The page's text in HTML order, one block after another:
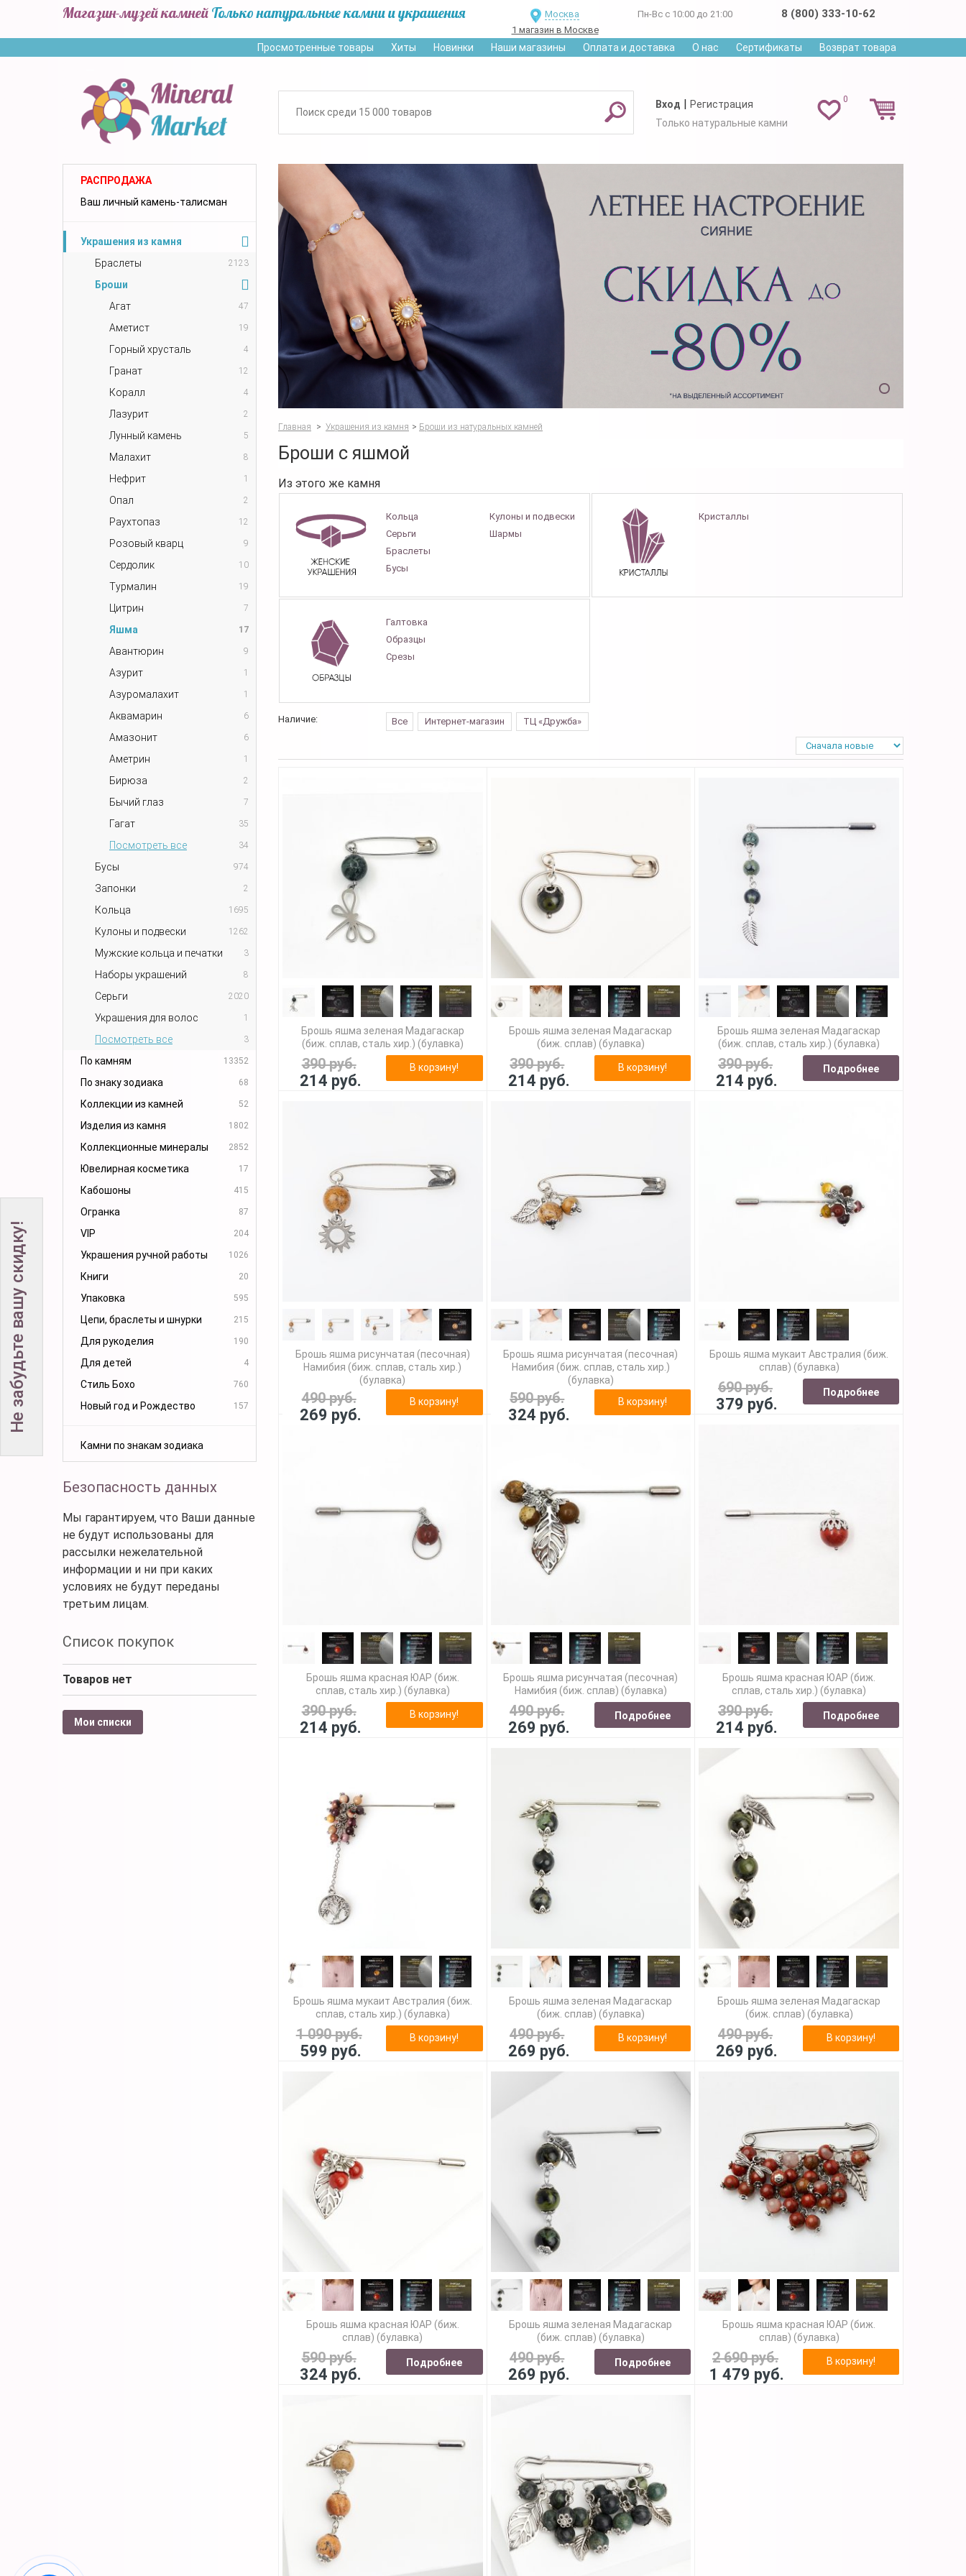
Магазин-музей камней Только натуральные камни и украшения
Москва
1 магазин в Москве
Пн-Вс с 10:00 до 21:00 8 (800) 333-10-62
Просмотренные товары Хиты Новинки Наши магазины Оплата и доставка О нас Сертификаты Возврат товара
0
Вход | Регистрация
Только натуральные камни
РАСПРОДАЖА
Ваш личный камень-талисман
Украшения из камня
Браслеты
2123
Броши
Агат
47
Аметист 19
Горный хрусталь 4
Гранат 12
Коралл 4
Лазурит 2
Лунный камень 5
Малахит 8
Нефрит 1
Опал 2
Раухтопаз 12
Розовый кварц 9
Сердолик 10
Турмалин 19
Цитрин 7
Яшма 17
Авантюрин 9
Азурит 1
Азуромалахит 1
Аквамарин 6
Амазонит 6
Аметрин 1
Бирюза 2
Бычий глаз 7
Гагат 35
Посмотреть все 34
Бусы 974
Запонки 2
Кольца 1695
Кулоны и подвески 1262
Мужские кольца и печатки 3
Наборы украшений 8
Серьги 2020
Украшения для волос 1
Посмотреть все 3
По камням 13352
По знаку зодиака 68
Коллекции из камней 52
Изделия из камня 1802
Коллекционные минералы 2852
Ювелирная косметика 17
Кабошоны 415
Огранка 87
VIP 204
Украшения ручной работы 1026
Книги 20
Упаковка 595
Цепи, браслеты и шнурки 215
Для рукоделия 190
Для детей 4
Стиль Бохо 760
Новый год и Рождество 157
Камни по знакам зодиака
Безопасность данных
Мы гарантируем, что Ваши данные
не будут использованы для
рассылки нежелательной
информации и ни при каких
условиях не будут переданы
третьим лицам.
Список покупок
Товаров нет
Мои списки
Главная > Украшения из камня > Броши из натуральных камней
Броши с яшмой
Из этого же камня
Кольца
Серьги
Браслеты
Бусы
Кулоны и подвески
Шармы
Кристаллы
Галтовка
Образцы
Срезы
Наличие: Все Интернет-магазин ТЦ «Дружба»
Брошь яшма зеленая Мадагаскар
(биж. сплав, сталь хир.) (булавка)
390 руб.
214 руб.
В корзину!
Брошь яшма зеленая Мадагаскар
(биж. сплав) (булавка)
390 руб.
214 руб.
В корзину!
Брошь яшма зеленая Мадагаскар
(биж. сплав, сталь хир.) (булавка)
390 руб.
214 руб.
Подробнее
Брошь яшма рисунчатая (песочная)
Намибия (биж. сплав, сталь хир.)
(булавка)
490 руб.
269 руб.
В корзину!
Брошь яшма рисунчатая (песочная)
Намибия (биж. сплав, сталь хир.)
(булавка)
590 руб.
324 руб.
В корзину!
Брошь яшма мукаит Австралия (биж.
сплав) (булавка)
690 руб.
379 руб.
Подробнее
Брошь яшма красная ЮАР (биж.
сплав, сталь хир.) (булавка)
390 руб.
214 руб.
В корзину!
Брошь яшма рисунчатая (песочная)
Намибия (биж. сплав) (булавка)
490 руб.
269 руб.
Подробнее
Брошь яшма красная ЮАР (биж.
сплав, сталь хир.) (булавка)
390 руб.
214 руб.
Подробнее
Брошь яшма мукаит Австралия (биж.
сплав, сталь хир.) (булавка)
1 090 руб.
599 руб.
В корзину!
Брошь яшма зеленая Мадагаскар
(биж. сплав) (булавка)
490 руб.
269 руб.
В корзину!
Брошь яшма зеленая Мадагаскар
(биж. сплав) (булавка)
490 руб.
269 руб.
В корзину!
Брошь яшма красная ЮАР (биж.
сплав) (булавка)
590 руб.
324 руб.
Подробнее
Брошь яшма зеленая Мадагаскар
(биж. сплав) (булавка)
490 руб.
269 руб.
Подробнее
Брошь яшма красная ЮАР (биж.
сплав) (булавка)
2 690 руб.
1 479 руб.
В корзину!
Не забудьте вашу скидку!